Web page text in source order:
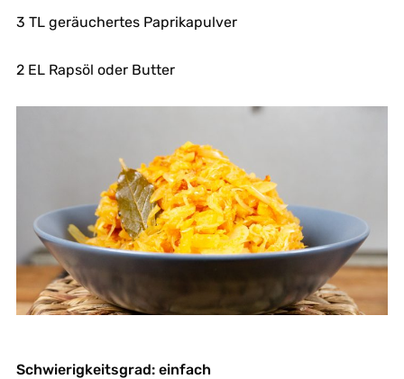
3 TL geräuchertes Paprikapulver
2 EL Rapsöl oder Butter
Schwierigkeitsgrad: einfach